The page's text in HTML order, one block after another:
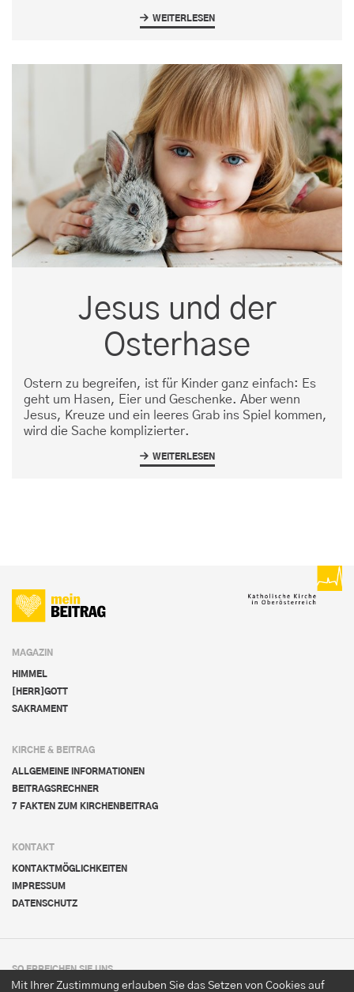
WEITERLESEN
Jesus und der
Osterhase
Ostern zu begreifen, ist für Kinder ganz einfach: Es
geht um Hasen, Eier und Geschenke. Aber wenn
Jesus, Kreuze und ein leeres Grab ins Spiel kommen,
wird die Sache komplizierter.
WEITERLESEN
MAGAZIN
HIMMEL
[HERR]GOTT
SAKRAMENT
KIRCHE & BEITRAG
ALLGEMEINE INFORMATIONEN
BEITRAGSRECHNER
7 FAKTEN ZUM KIRCHENBEITRAG
KONTAKT
KONTAKTMÖGLICHKEITEN
IMPRESSUM
DATENSCHUTZ
SO ERREICHEN SIE UNS
Mit Ihrer Zustimmung erlauben Sie das Setzen von Cookies auf